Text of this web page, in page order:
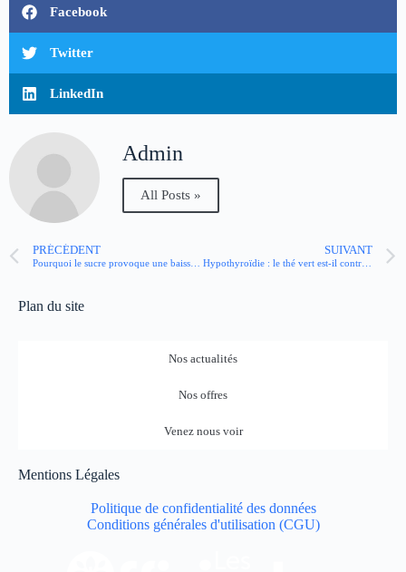
Facebook
Twitter
LinkedIn
Admin
All Posts »
PRÉCÉDENT SUIVANT
Hypothyroïdie : le thé vert est-il contre-indiqué ?
Plan du site
Nos actualités
Nos offres
Venez nous voir
Mentions Légales
Politique de confidentialité des données
Conditions générales d'utilisation (CGU)